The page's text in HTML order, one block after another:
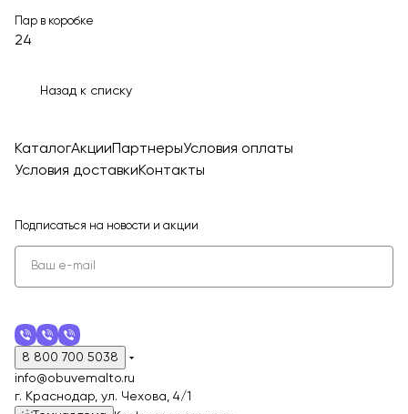
Пар в коробке
24
Назад к списку
КаталогАкции ПартнерыУсловия оплаты
Условия доставкиКонтакты
Подписаться на новости и акции
8 800 700 5038
info@obuvemalto.ru
г. Краснодар, ул. Чехова, 4/1